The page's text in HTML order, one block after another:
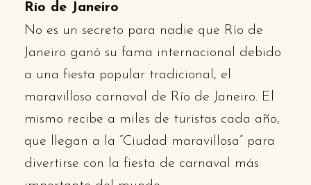
Río de Janeiro
No es un secreto para nadie que Río de
Janeiro ganó su fama internacional debido
a una fiesta popular tradicional, el
maravilloso carnaval de Río de Janeiro. El
mismo recibe a miles de turistas cada año,
que llegan a la “Ciudad maravillosa” para
divertirse con la fiesta de carnaval más